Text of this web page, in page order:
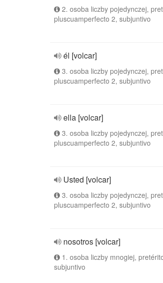
2. osoba liczby pojedynczej,
pluscuamperfecto 2, subjuntivo
él [volcar]
3. osoba liczby pojedynczej,
pluscuamperfecto 2, subjuntivo
ella [volcar]
3. osoba liczby pojedynczej,
pluscuamperfecto 2, subjuntivo
Usted [volcar]
3. osoba liczby pojedynczej,
pluscuamperfecto 2, subjuntivo
nosotros [volcar]
1. osoba liczby mnogiej,
subjuntivo